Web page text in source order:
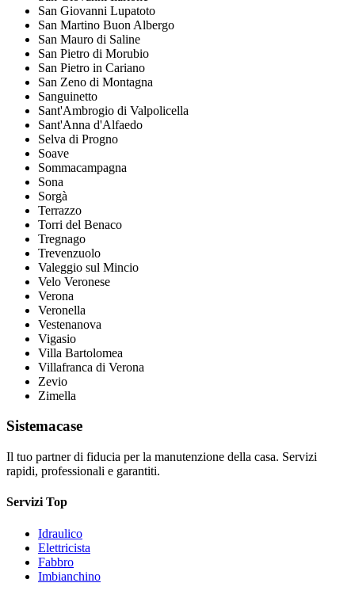
San Giovanni Lupatoto
San Martino Buon Albergo
San Mauro di Saline
San Pietro di Morubio
San Pietro in Cariano
San Zeno di Montagna
Sanguinetto
Sant'Ambrogio di Valpolicella
Sant'Anna d'Alfaedo
Selva di Progno
Soave
Sommacampagna
Sona
Sorgà
Terrazzo
Torri del Benaco
Tregnago
Trevenzuolo
Valeggio sul Mincio
Velo Veronese
Verona
Veronella
Vestenanova
Vigasio
Villa Bartolomea
Villafranca di Verona
Zevio
Zimella
Sistemacase
Il tuo partner di fiducia per la manutenzione della casa. Servizi
rapidi, professionali e garantiti.
Servizi Top
Idraulico
Elettricista
Fabbro
Imbianchino